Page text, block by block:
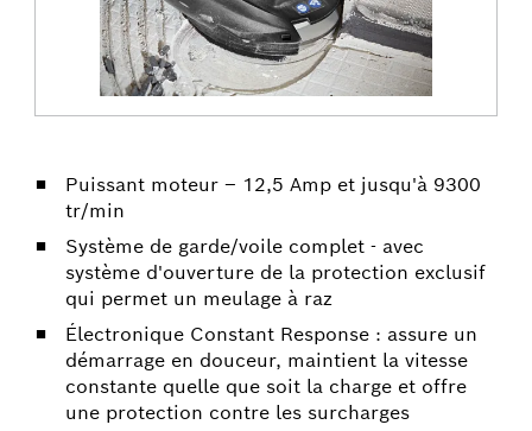
Puissant moteur – 12,5 Amp et jusqu'à 9300
tr/min
Système de garde/voile complet - avec
système d'ouverture de la protection exclusif
qui permet un meulage à raz
Électronique Constant Response : assure un
démarrage en douceur, maintient la vitesse
constante quelle que soit la charge et offre
une protection contre les surcharges